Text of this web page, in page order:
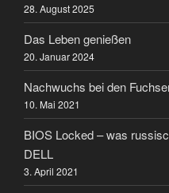
28. August 2025
Das Leben genießen
20. Januar 2024
Nachwuchs bei den
10. Mai 2021
BIOS Locked – was
DELL
3. April 2021